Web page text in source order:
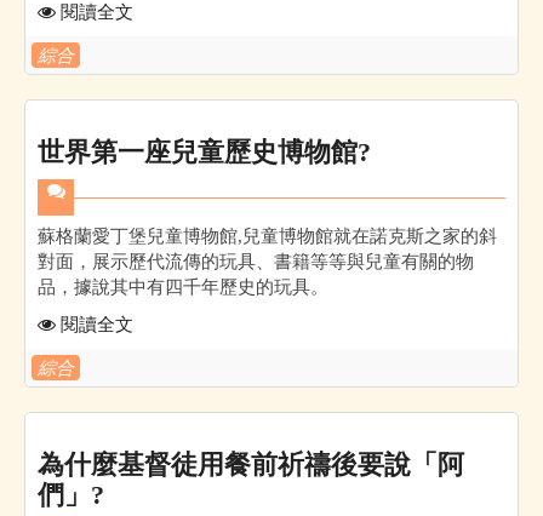
閱讀全文
綜合
世界第一座兒童歷史博物館?
蘇格蘭愛丁堡兒童博物館,兒童博物館就在諾克斯之家的斜
對面，展示歷代流傳的玩具、書籍等等與兒童有關的物
品，據說其中有四千年歷史的玩具。
閱讀全文
綜合
為什麼基督徒用餐前祈禱後要說「阿
們」?